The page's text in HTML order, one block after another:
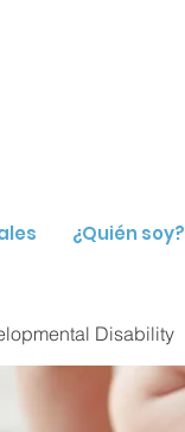
¿Quién soy?
Disability